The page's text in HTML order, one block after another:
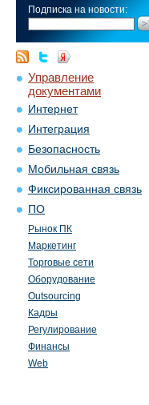
Подписка на новости:
Управление
документами
Интернет
Интеграция
Безопасность
Мобильная связь
Фиксированная связь
ПО
Рынок ПК
Маркетинг
Торговые сети
Оборудование
Outsourcing
Кадры
Регулирование
Финансы
Web